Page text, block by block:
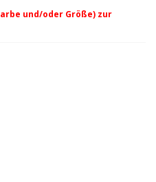
und/oder Größe) zur